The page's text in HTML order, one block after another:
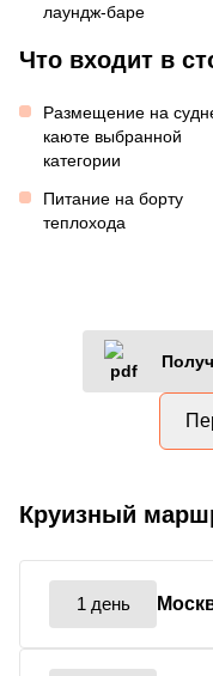
лаундж-баре
Что входит в
Размещение на
каюте выбранной
категории
Питание на борту
теплохода
Круизный
1 день